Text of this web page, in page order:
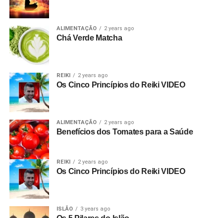
ALIMENTAÇÃO 2 years ago
Chá Verde Matcha
REIKI 2 years ago
Os Cinco Princípios do Reiki VIDEO
ALIMENTAÇÃO 2 years ago
Benefícios dos Tomates para a Saúde
REIKI 2 years ago
Os Cinco Princípios do Reiki VIDEO
ISLÃO 3 years ago